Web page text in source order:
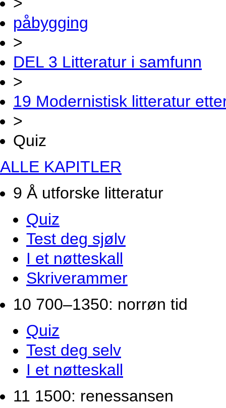
påbygging
>
DEL 3 Litteratur i samfunn
>
19 Modernistisk litteratur
>
Quiz
ALLE KAPITLER
9 Å utforske litteratur
Quiz
Test deg sjølv
I et nøtteskall
Skriverammer
10 700–1350: norrøn tid
Quiz
Test deg selv
I et nøtteskall
11 1500: renessansen